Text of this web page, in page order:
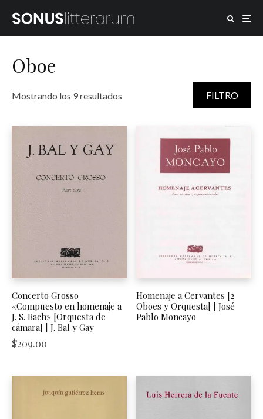
Oboe
Mostrando los 9 resultados Ordenado por puntuación media
FILTRO
Concerto Grosso
«Compuesto en homenaje a
J. S. Bach» [Orquesta de
cámara] | J. Bal y Gay
$209.00
Homenaje a Cervantes [2
Oboes y Orquesta] | José
Pablo Moncayo